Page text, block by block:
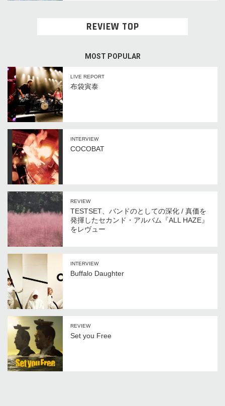
REVIEW TOP
MOST POPULAR
LIVE REPORT
布袋寅泰
INTERVIEW
COCOBAT
REVIEW
TESTSET、バンドのとしての深化 / 真価を
発揮したセカンド・アルバム『ALL HAZE』
をレヴュー
INTERVIEW
Buffalo Daughter
REVIEW
Set you Free